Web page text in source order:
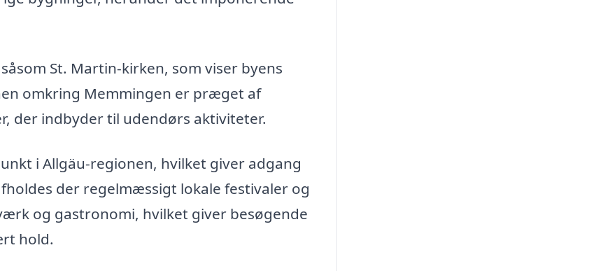
St. Martin-kirken, som viser byens
omkring Memmingen er præget af
der indbyder til udendørs aktiviteter.
i Allgäu-regionen, hvilket giver adgang
der regelmæssigt lokale festivaler og
og gastronomi, hvilket giver besøgende
hold.